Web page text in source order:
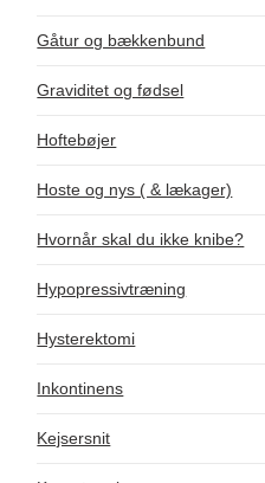
Gåtur og bækkenbund
Graviditet og fødsel
Hoftebøjer
Hoste og nys ( & lækager)
Hvornår skal du ikke knibe?
Hypopressivtræning
Hysterektomi
Inkontinens
Kejsersnit